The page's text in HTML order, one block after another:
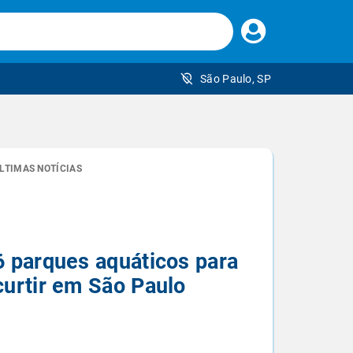
Faça
seu
São Paulo, SP
NOTÍCIAS
parques aquáticos para
em São Paulo
brasileiro